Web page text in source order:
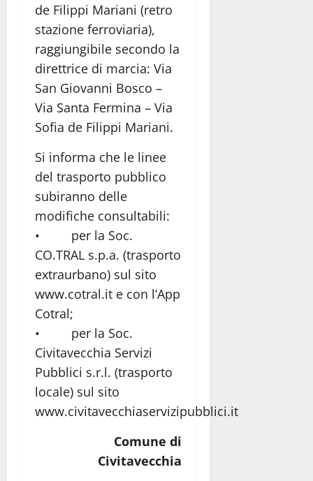
de Filippi Mariani (retro
stazione ferroviaria),
raggiungibile secondo la
direttrice di marcia: Via
San Giovanni Bosco –
Via Santa Fermina – Via
Sofia de Filippi Mariani.
Si informa che le linee
del trasporto pubblico
subiranno delle
modifiche consultabili:
• per la Soc.
CO.TRAL s.p.a. (trasporto
extraurbano) sul sito
www.cotral.it e con l’App
Cotral;
• per la Soc.
Civitavecchia Servizi
Pubblici s.r.l. (trasporto
locale) sul sito
www.civitavecchiaservizipubblici.it
Comune di
Civitavecchia